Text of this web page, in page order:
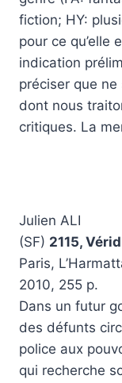
fiction; HY:
pour ce qu’elle
indication
préciser que
dont nous
critiques. La
Julien ALI
(SF) 2115,
Paris,
2010, 255 p.
Dans un futur
des défunts
police aux
qui recherche